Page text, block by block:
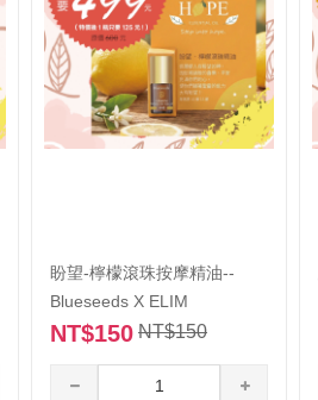
盼望-檸檬滾珠按摩精油--
Blueseeds X ELIM
NT$150 NT$150